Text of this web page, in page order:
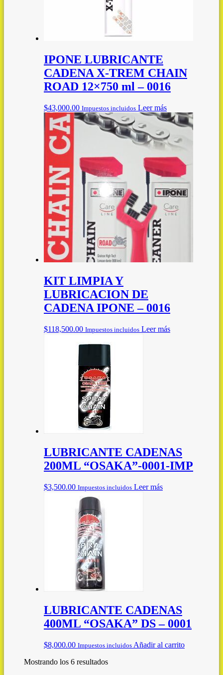
IPONE LUBRICANTE
CADENA X-TREM CHAIN
ROAD 12×750 ml – 0016
$43,000.00 Impuestos incluidos Leer más
KIT LIMPIA Y
LUBRICACION DE
CADENA IPONE – 0016
$118,500.00 Impuestos incluidos Leer más
LUBRICANTE CADENAS
200ML “OSAKA”-0001-IMP
$3,500.00 Impuestos incluidos Leer más
LUBRICANTE CADENAS
400ML “OSAKA” DS – 0001
$8,000.00 Impuestos incluidos Añadir al carrito
Mostrando los 6 resultados